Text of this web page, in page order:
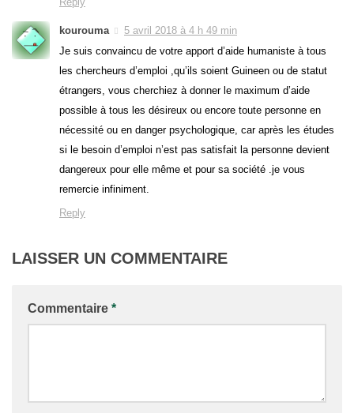
kourouma
5 avril 2018 à 4 h 49 min
Je suis convaincu de votre apport d’aide humaniste à tous
les chercheurs d’emploi ,qu’ils soient Guineen ou de statut
étrangers, vous cherchiez à donner le maximum d’aide
possible à tous les désireux ou encore toute personne en
nécessité ou en danger psychologique, car après les études
si le besoin d’emploi n’est pas satisfait la personne devient
dangereux pour elle même et pour sa société .je vous
remercie infiniment.
Reply
LAISSER UN COMMENTAIRE
Commentaire *